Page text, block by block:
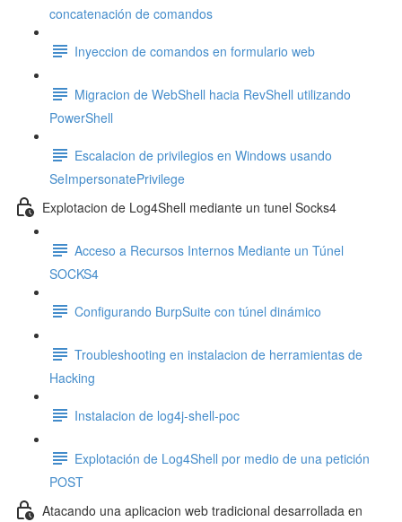
concatenación de comandos
Inyeccion de comandos en formulario web
Migracion de WebShell hacia RevShell utilizando
PowerShell
Escalacion de privilegios en Windows usando
SeImpersonatePrivilege
Explotacion de Log4Shell mediante un tunel Socks4
Acceso a Recursos Internos Mediante un Túnel
SOCKS4
Configurando BurpSuite con túnel dinámico
Troubleshooting en instalacion de herramientas de
Hacking
Instalacion de log4j-shell-poc
Explotación de Log4Shell por medio de una petición
POST
Atacando una aplicacion web tradicional desarrollada en